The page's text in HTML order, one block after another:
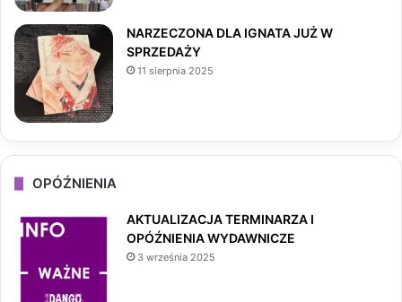
NARZECZONA DLA IGNATA JUŻ W
SPRZEDAŻY
11 sierpnia 2025
OPÓŹNIENIA
AKTUALIZACJA TERMINARZA I
OPÓŹNIENIA WYDAWNICZE
3 września 2025